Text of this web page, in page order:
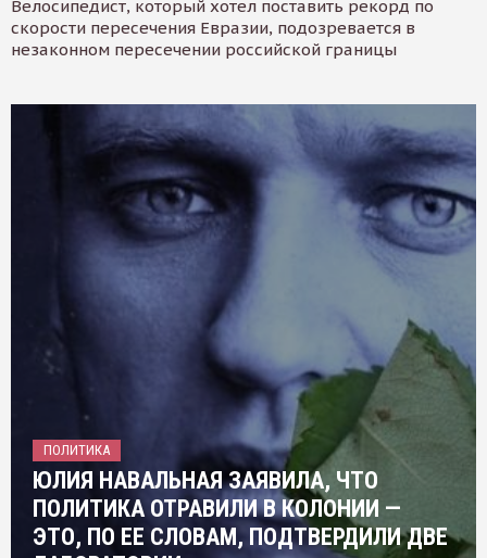
Велосипедист, который хотел поставить рекорд по
скорости пересечения Евразии, подозревается в
незаконном пересечении российской границы
ПОЛИТИКА
ЮЛИЯ НАВАЛЬНАЯ ЗАЯВИЛА, ЧТО
ПОЛИТИКА ОТРАВИЛИ В КОЛОНИИ —
ЭТО, ПО ЕЕ СЛОВАМ, ПОДТВЕРДИЛИ ДВЕ